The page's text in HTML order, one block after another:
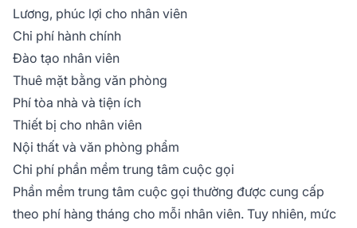
Lương, phúc lợi cho nhân viên
Chi phí hành chính
Đào tạo nhân viên
Thuê mặt bằng văn phòng
Phí tòa nhà và tiện ích
Thiết bị cho nhân viên
Nội thất và văn phòng phẩm
Chi phí phần mềm trung tâm cuộc gọi
Phần mềm trung tâm cuộc gọi thường được cung cấp
theo phí hàng tháng cho mỗi nhân viên. Tuy nhiên, mức